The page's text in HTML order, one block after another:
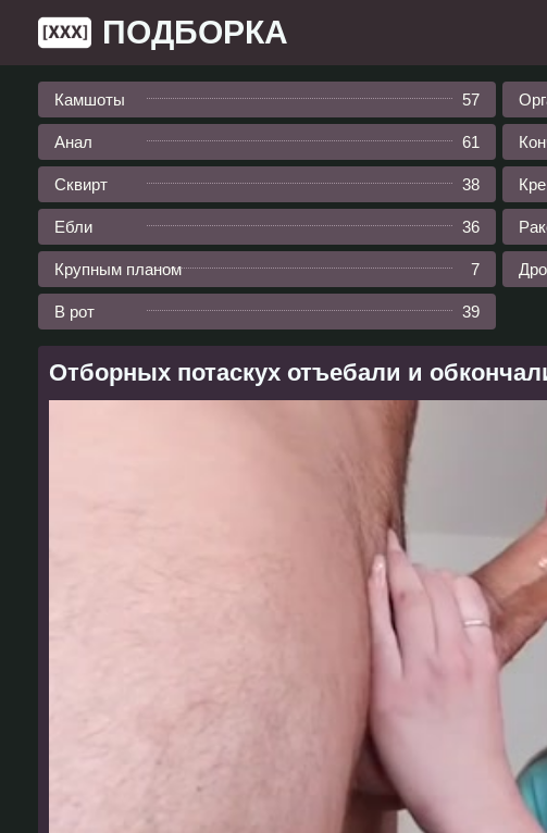
ПОДБОРКА
Камшоты 57
Анал 61
Сквирт 38
Ебли 36
Крупным планом 7
В рот 39
Отборных потаскух отъебали и